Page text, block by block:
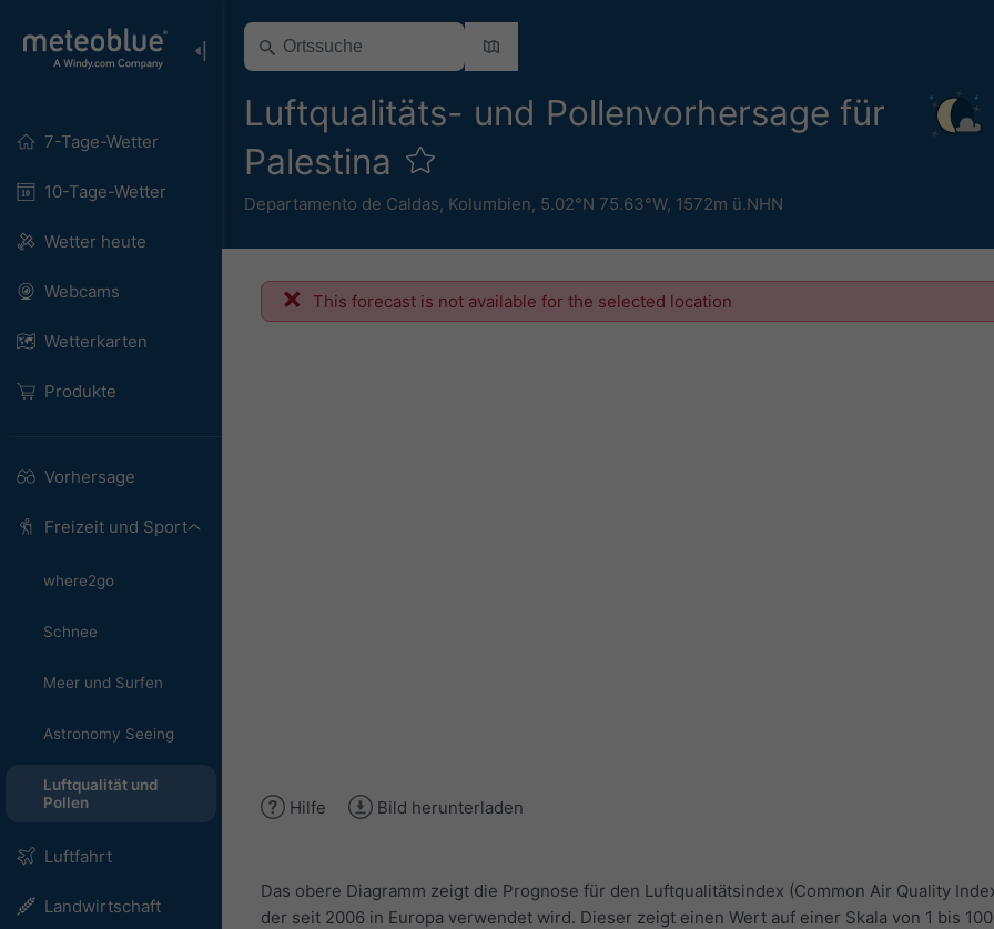
7-Tage-Wetter
10-Tage-Wetter
Wetter heute
Webcams
Wetterkarten
Produkte
Vorhersage
Freizeit und Sport
where2go
Schnee
Meer und Surfen
Astronomy Seeing
Luftqualität und
Pollen
Luftfahrt
Landwirtschaft
Luftqualitäts- und Pollenvorhersage für
Palestina
Departamento de Caldas, Kolumbien, 5.02°N 75.63°W, 1572m ü.NHN
This forecast is not available for the selected location
Hilfe Bild herunterladen
Das obere Diagramm zeigt die Prognose für den Luftqualitätsindex (Common Air Quality
der seit 2006 in Europa verwendet wird. Dieser zeigt einen Wert auf einer Skala von 1 bis